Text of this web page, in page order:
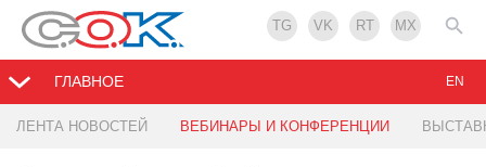
TG VK RT MX
ГЛАВНОЕ
ЛЕНТА НОВОСТЕЙ ВЕБИНАРЫ И КОНФЕРЕНЦИИ
EN